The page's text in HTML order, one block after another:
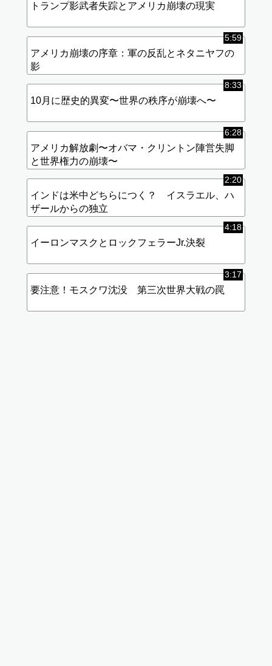
トランプ影武者失踪とアメリカ崩壊の現実
5:59
アメリカ崩壊の序章：軍の反乱とネタニヤフの
影
8:33
10月に歴史的異変〜世界の秩序が崩壊へ〜
6:28
アメリカ解放劇〜オバマ・クリントン陣営失脚
と世界権力の崩壊〜
2:20
インドは米中どちらにつく？ イスラエル、ハ
ザールからの独立
4:18
イーロンマスクとロックフェラーJr.決裂
3:17
要注意！モスクワ沈没 第三次世界大戦の罠